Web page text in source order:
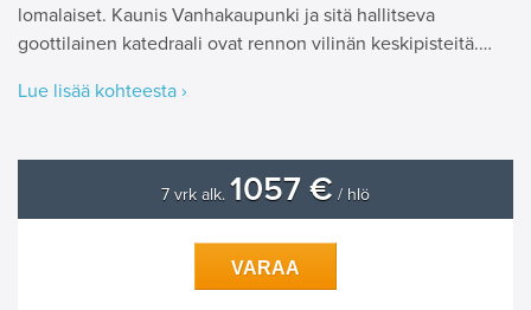
lomalaiset. Kaunis Vanhakaupunki ja sitä hallitseva
goottilainen katedraali ovat rennon vilinän keskipisteitä.…
Lue lisää kohteesta ›
7 vrk alk. 1057 € / hlö
VARAA